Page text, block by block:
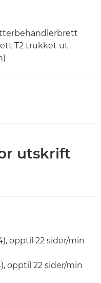
T2 trukket ut
utskrift
opptil 22 sider/min
opptil 22 sider/min